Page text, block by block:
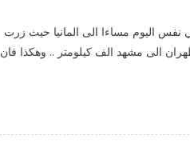
نفس اليوم مساءا الى المانيا حيث زرت
الى مشهد الف كيلومتر .. وهكذا فان